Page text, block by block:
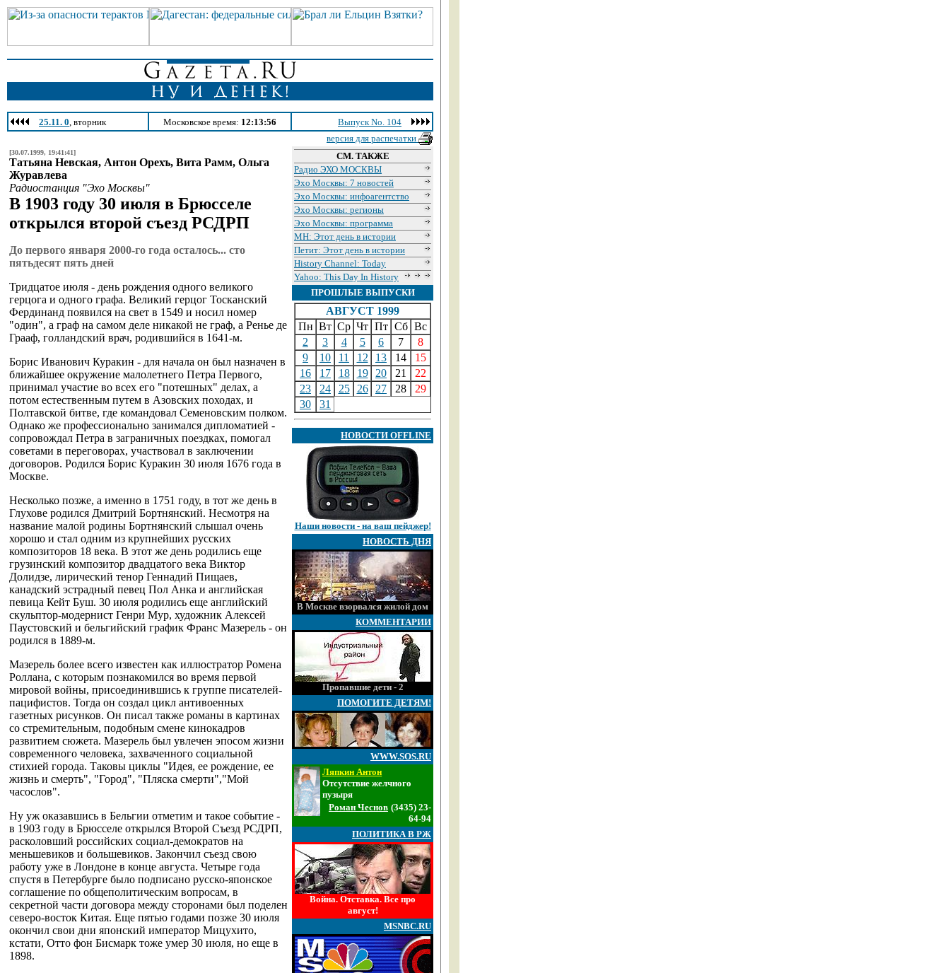
25.11. 0, вторник Московское время: 12:13:56
Выпуск No. 104
версия для распечатки
[30.07.1999, 19:41:41]
Татьяна Невская, Антон Орехъ, Вита Рамм, Ольга
Журавлева
Радиостанция "Эхо Москвы"
В 1903 году 30 июля в Брюсселе
открылся второй съезд РСДРП
До первого января 2000-го года осталось... сто
пятьдесят пять дней
Тридцатое июля - день рождения одного великого
герцога и одного графа. Великий герцог Тосканский
Фердинанд появился на свет в 1549 и носил номер
"один", а граф на самом деле никакой не граф, а Ренье де
Грааф, голландский врач, родившийся в 1641-м.
Борис Иванович Куракин - для начала он был назначен в
ближайшее окружение малолетнего Петра Первого,
принимал участие во всех его "потешных" делах, а
потом естественным путем в Азовских походах, и
Полтавской битве, где командовал Семеновским полком.
Однако же профессионально занимался дипломатией -
сопровождал Петра в заграничных поездках, помогал
советами в переговорах, участвовал в заключении
договоров. Родился Борис Куракин 30 июля 1676 года в
Москве.
Несколько позже, а именно в 1751 году, в тот же день в
Глухове родился Дмитрий Бортнянский. Несмотря на
название малой родины Бортнянский слышал очень
хорошо и стал одним из крупнейших русских
композиторов 18 века. В этот же день родились еще
грузинский композитор двадцатого века Виктор
Долидзе, лирический тенор Геннадий Пищаев,
канадский эстрадный певец Пол Анка и английская
певица Кейт Буш. 30 июля родились еще английский
скульптор-модернист Генри Мур, художник Алексей
Паустовский и бельгийский график Франс Мазерель - он
родился в 1889-м.
Мазерель более всего известен как иллюстратор Ромена
Роллана, с которым познакомился во время первой
мировой войны, присоединившись к группе писателей-
пацифистов. Тогда он создал цикл антивоенных
газетных рисунков. Он писал также романы в картинах
со стремительным, подобным смене кинокадров
развитием сюжета. Мазерель был увлечен эпосом жизни
современного человека, захваченного социальной
стихией города. Таковы циклы "Идея, ее рождение, ее
жизнь и смерть", "Город", "Пляска смерти","Мой
часослов".
Ну уж оказавшись в Бельгии отметим и такое событие -
в 1903 году в Брюсселе открылся Второй Съезд РСДРП,
расколовший российских социал-демократов на
меньшевиков и большевиков. Закончил съезд свою
работу уже в Лондоне в конце августа. Четыре года
спустя в Петербурге было подписано русско-японское
соглашение по общеполитическим вопросам, в
секретной части договора между сторонами был поделен
северо-восток Китая. Еще пятью годами позже 30 июля
окончил свои дни японский император Мицухито,
кстати, Отто фон Бисмарк тоже умер 30 июля, но еще в
1898.
СМ. ТАКЖЕ
Радио ЭХО МОСКВЫ
Эхо Москвы: 7 новостей
Эхо Москвы: инфоагентство
Эхо Москвы: регионы
Эхо Москвы: программа
МН: Этот день в истории
Петит: Этот день в истории
History Channel: Today
Yahoo: This Day In History
ПРОШЛЫЕ ВЫПУСКИ
АВГУСТ 1999
Пн Вт Ср Чт Пт Сб Вс
2
3 4 5 6 7
8
9
10 11 12 13 14
15
16
17 18 19 20 21
22
23
24 25 26 27 28
29
30
31
НОВОСТИ OFFLINE
Наши новости - на ваш пейджер!
НОВОСТЬ ДНЯ
В Москве взорвался жилой дом
КОММЕНТАРИИ
Пропавшие дети - 2
ПОМОГИТЕ ДЕТЯМ!
WWW.SOS.RU
Ляпкин Антон
Отсутствие желчного
пузыря
Роман Чеснов (3435) 23-
64-94
ПОЛИТИКА В РЖ
Война. Отставка. Все про
август!
MSNBC.RU